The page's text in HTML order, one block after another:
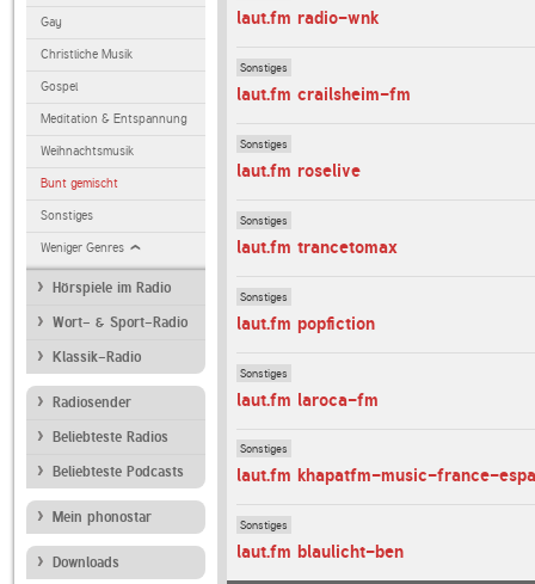
Gay
Christliche Musik
Gospel
Meditation & Entspannung
Weihnachtsmusik
Bunt gemischt
Sonstiges
Weniger Genres
Hörspiele im Radio
Wort- & Sport-Radio
Klassik-Radio
Radiosender
Beliebteste Radios
Beliebteste Podcasts
Mein phonostar
Downloads
laut.fm radio-wnk
Sonstiges
laut.fm crailsheim-fm
Sonstiges
laut.fm roselive
Sonstiges
laut.fm trancetomax
Sonstiges
laut.fm popfiction
Sonstiges
laut.fm laroca-fm
Sonstiges
laut.fm khapatfm-music-france-
Sonstiges
laut.fm blaulicht-ben